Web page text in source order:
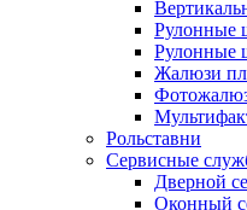
Рулонные
Рулонные
Жалюзи
Рольставни
Сервисные
Дверной
Оконный